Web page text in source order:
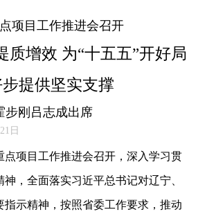
项目工作推进会召开
质增效 为“十五五”开好局
提供坚实支撑
步刚吕志成出席
日
项目工作推进会召开，深入学习贯
，全面落实习近平总书记对辽宁、
指示精神，按照省委工作要求，推动